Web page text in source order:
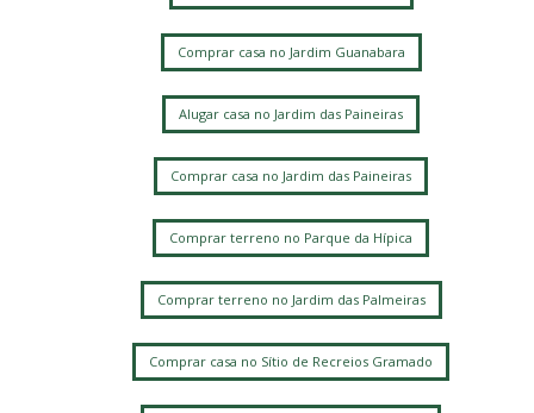
Comprar casa no Jardim Guanabara
Alugar casa no Jardim das Paineiras
Comprar casa no Jardim das Paineiras
Comprar terreno no Parque da Hípica
Comprar terreno no Jardim das Palmeiras
Comprar casa no Sítio de Recreios Gramado